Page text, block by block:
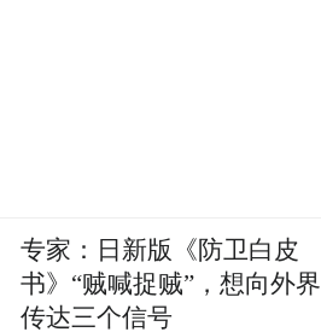
专家：日新版《防卫白皮
书》“贼喊捉贼”，想向外界
传达三个信号